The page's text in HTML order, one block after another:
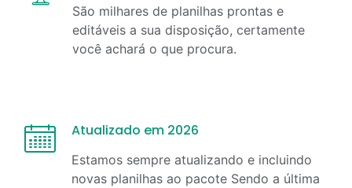
São milhares de planilhas prontas e
editáveis a sua disposição, certamente
você achará o que procura.
Atualizado em 2026
Estamos sempre atualizando e incluindo
novas planilhas ao pacote Sendo a última